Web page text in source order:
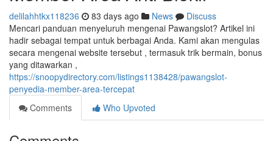
delilahhtkx118236 83 days ago News
Discuss
Mencari panduan menyeluruh mengenai Pawangslot? Artikel ini
hadir sebagai tempat untuk berbagai Anda. Kami akan mengulas
secara mengenai website tersebut , termasuk trik bermain, bonus
yang ditawarkan ,
https://snoopydirectory.com/listings1138428/pawangslot-
penyedia-member-area-tercepat
Comments
Who Upvoted